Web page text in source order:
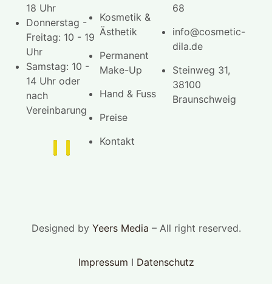
18 Uhr
Donnerstag -
Freitag: 10 - 19
Uhr
Samstag: 10 -
14 Uhr oder
nach
Vereinbarung
Kosmetik &
Ästhetik
Permanent
Make-Up
Hand & Fuss
Preise
Kontakt
68
info@cosmetic-
dila.de
Steinweg 31,
38100
Braunschweig
Designed by Yeers Media – All right reserved.
Impressum I Datenschutz